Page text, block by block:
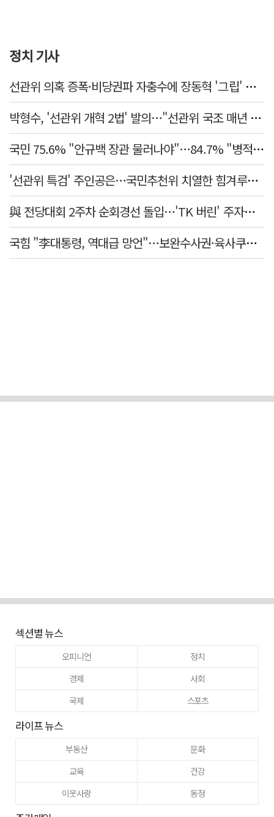
정치 기사
선관위 의혹 증폭·비당권파 자충수에 장동혁 '그립' 더 강해졌다
박형수, '선관위 개혁 2법' 발의…"선관위 국조 매년 실시"
국민 75.6% "안규백 장관 물러나야"…84.7% "병적기록부 공개해야"
'선관위 특검' 주인공은…국민추천위 치열한 힘겨루기 나설 듯
與 전당대회 2주차 순회경선 돌입…'TK 버린' 주자들 향배는?
국힘 "李대통령, 역대급 망언"…보완수사권·육사쿠데타·세제개편안·ETF '맹공'
섹션별 뉴스
오피니언
정치
경제
사회
국제
스포츠
라이프 뉴스
부동산
문화
교육
건강
이웃사랑
동정